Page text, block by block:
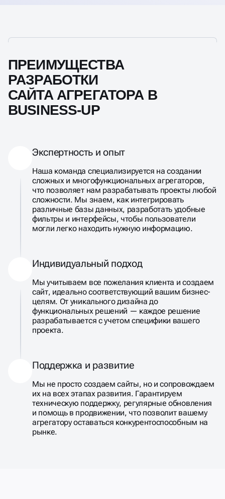
ПРЕИМУЩЕСТВА
РАЗРАБОТКИ
САЙТА АГРЕГАТОРА В
BUSINESS-UP
Экспертность и опыт
Наша команда специализируется на создании
сложных и многофункциональных агрегаторов,
что позволяет нам разрабатывать проекты любой
сложности. Мы знаем, как интегрировать
различные базы данных, разработать удобные
фильтры и интерфейсы, чтобы пользователи
могли легко находить нужную информацию.
Индивидуальный подход
Мы учитываем все пожелания клиента и создаем
сайт, идеально соответствующий вашим бизнес-
целям. От уникального дизайна до
функциональных решений — каждое решение
разрабатывается с учетом специфики вашего
проекта.
Поддержка и развитие
Мы не просто создаем сайты, но и сопровождаем
их на всех этапах развития. Гарантируем
техническую поддержку, регулярные обновления
и помощь в продвижении, что позволит вашему
агрегатору оставаться конкурентоспособным на
рынке.